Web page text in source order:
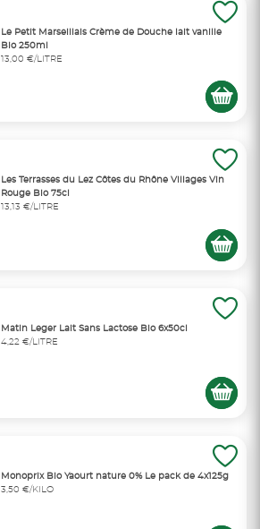
Le Petit Marseillais Crème de Douche lait vanille
Bio 250ml
13,00 €/LITRE
Les Terrasses du Lez Côtes du Rhône Villages Vin
Rouge Bio 75cl
13,13 €/LITRE
Matin Leger Lait Sans Lactose Bio 6x50cl
4,22 €/LITRE
Monoprix Bio Yaourt nature 0% Le pack de 4x125g
3,50 €/KILO